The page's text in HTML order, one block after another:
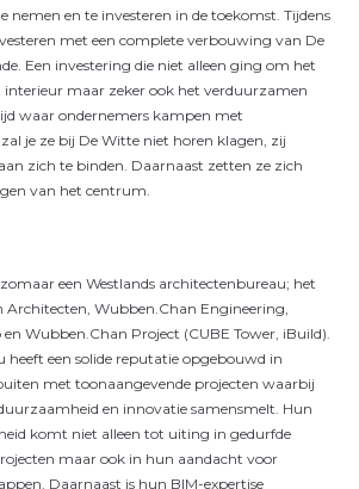
nemen en te investeren in de toekomst. Tijdens
met een complete verbouwing van De
Een investering die niet alleen ging om het
interieur maar zeker ook het verduurzamen
waar ondernemers kampen met
je ze bij De Witte niet horen klagen, zij
zich te binden. Daarnaast zetten ze zich
van het centrum.
een Westlands architectenbureau; het
Wubben.Chan Engineering,
Wubben.Chan Project (CUBE Tower, iBuild).
heeft een solide reputatie opgebouwd in
met toonaangevende projecten waarbij
en innovatie samensmelt. Hun
komt niet alleen tot uiting in gedurfde
maar ook in hun aandacht voor
Daarnaast is hun BIM-expertise